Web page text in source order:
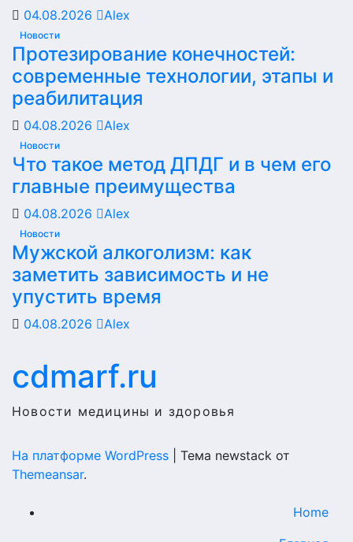
04.08.2026 Alex
Новости
Протезирование конечностей:
современные технологии, этапы и
реабилитация
04.08.2026 Alex
Новости
Что такое метод ДПДГ и в чем его
главные преимущества
04.08.2026 Alex
Новости
Мужской алкоголизм: как
заметить зависимость и не
упустить время
04.08.2026 Alex
cdmarf.ru
Новости медицины и здоровья
На платформе WordPress
Тема newstack от
Themeansar.
Home